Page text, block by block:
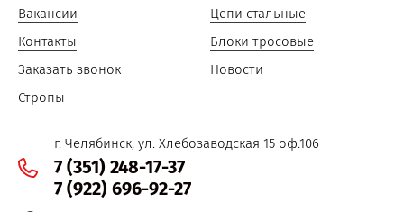
Вакансии
Контакты
Заказать звонок
Стропы
Цепи стальные
Блоки тросовые
Новости
г. Челябинск, ул. Хлебозаводская 15 оф.106
7 (351) 248-17-37
7 (922) 696-92-27